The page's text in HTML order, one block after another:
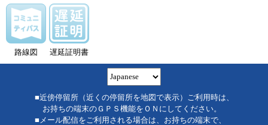
路線図 遅延証明書
■近傍停留所（近くの停留所を地図で表示）ご利用時は、
お持ちの端末のＧＰＳ機能をＯＮにしてください。
■メール配信をご利用される場合は、お持ちの端末で、